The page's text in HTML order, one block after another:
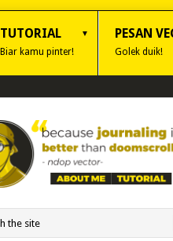
TUTORIAL
Biar kamu pinter!
PESAN
Golek duik!